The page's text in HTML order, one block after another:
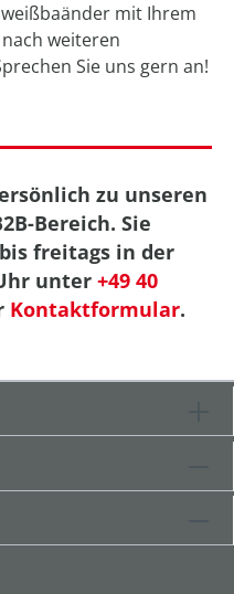
mit Ihrem
weiteren
Sie uns gern an!
zu unseren
Bereich. Sie
freitags in der
unter +49 40
Kontaktformular.